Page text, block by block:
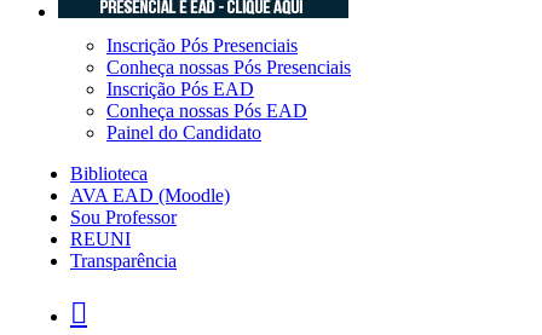
Inscrição Pós Presenciais
Conheça nossas Pós Presenciais
Inscrição Pós EAD
Conheça nossas Pós EAD
Painel do Candidato
Biblioteca
AVA EAD (Moodle)
Sou Professor
REUNI
Transparência
